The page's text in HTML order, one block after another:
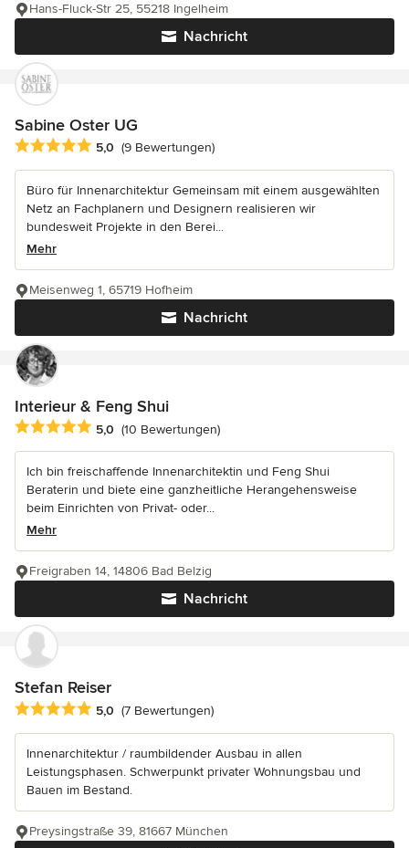
Nachricht
Hans-Fluck-Str 25, 55218 Ingelheim
Sabine Oster UG
Durchschnittliche Bewertung: 5 von 5 Sternen
5,0 (9 Bewertungen)
Büro für Innenarchitektur Gemeinsam mit einem ausgewählten
Netz an Fachplanern und Designern realisieren wir
bundesweit Projekte in den Berei...
Mehr
Nachricht
Meisenweg 1, 65719 Hofheim
Interieur & Feng Shui
Durchschnittliche Bewertung: 5 von 5 Sternen
5,0 (10 Bewertungen)
Ich bin freischaffende Innenarchitektin und Feng Shui
Beraterin und biete eine ganzheitliche Herangehensweise
beim Einrichten von Privat- oder...
Mehr
Nachricht
Freigraben 14, 14806 Bad Belzig
Stefan Reiser
Durchschnittliche Bewertung: 5 von 5 Sternen
5,0 (7 Bewertungen)
Innenarchitektur / raumbildender Ausbau in allen
Leistungsphasen. Schwerpunkt privater Wohnungsbau und
Bauen im Bestand.
Preysingstraße 39, 81667 München